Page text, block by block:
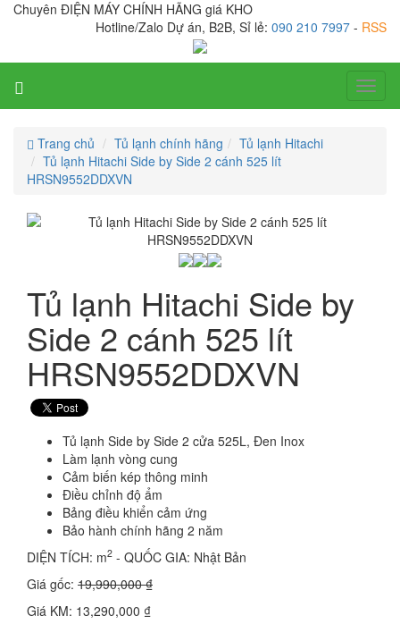
Chuyên ĐIỆN MÁY CHÍNH HÃNG giá KHO
Hotline/Zalo Dự án, B2B, Sỉ lẻ: 090 210 7997 - RSS
Trang chủ Tủ lạnh chính hãng
Tủ lạnh Hitachi
Tủ lạnh Hitachi Side by Side 2 cánh 525 lít
HRSN9552DDXVN
Tủ lạnh Hitachi Side by
Side 2 cánh 525 lít
HRSN9552DDXVN
Tủ lạnh Side by Side 2 cửa 525L, Đen Inox
Làm lạnh vòng cung
Cảm biến kép thông minh
Điều chỉnh độ ẩm
Bảng điều khiển cảm ứng
Bảo hành chính hãng 2 năm
DIỆN TÍCH: m2 - QUỐC GIA: Nhật Bản
Giá gốc: 19,990,000 ₫
Giá KM: 13,290,000 ₫